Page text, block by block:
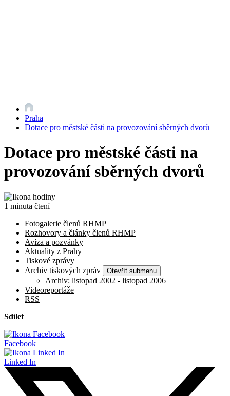
Praha
Dotace pro městské části na provozování sběrných dvorů
Dotace pro městské části na
provozování sběrných dvorů
1 minuta čtení
Fotogalerie členů RHMP
Rozhovory a články členů RHMP
Avíza a pozvánky
Aktuality z Prahy
Tiskové zprávy
Archiv tiskových zpráv
Otevřít submenu
Archiv: listopad 2002 - listopad 2006
Videoreportáže
RSS
Sdílet
Facebook
Linked In